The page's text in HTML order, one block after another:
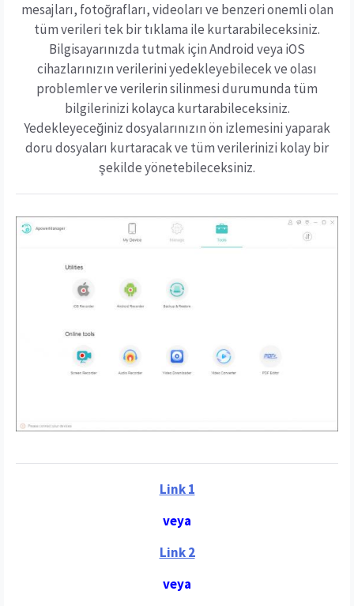
mesajları, fotoğrafları, videoları ve benzeri onemli olan
tüm verileri tek bir tıklama ile kurtarabileceksiniz.
Bilgisayarınızda tutmak için Android veya iOS
cihazlarınızın verilerini yedekleyebilecek ve olası
problemler ve verilerin silinmesi durumunda tüm
bilgilerinizi kolayca kurtarabileceksiniz.
Yedekleyeceğiniz dosyalarınızın ön izlemesini yaparak
doru dosyaları kurtaracak ve tüm verilerinizi kolay bir
şekilde yönetebileceksiniz.
Link 1
veya
Link 2
veya